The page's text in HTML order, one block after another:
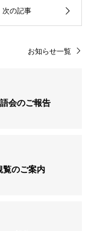
お知らせ一覧
会のご報告
覧のご案内